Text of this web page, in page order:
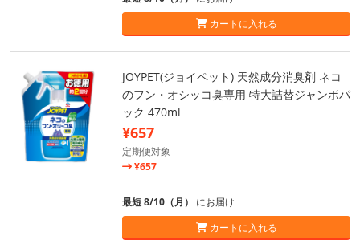
カートに入れる
JOYPET(ジョイペット) 天然成分消臭剤 ネコ
のフン・オシッコ臭専用 特大詰替ジャンボパ
ック 470ml
¥657
定期便対象
¥657
最短 8/10（月） にお届け
カートに入れる